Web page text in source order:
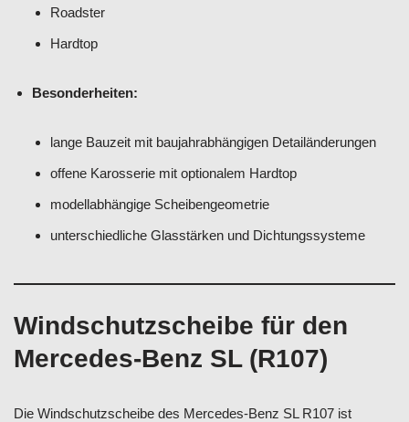
Roadster
Hardtop
Besonderheiten:
lange Bauzeit mit baujahrabhängigen Detailänderungen
offene Karosserie mit optionalem Hardtop
modellabhängige Scheibengeometrie
unterschiedliche Glasstärken und Dichtungssysteme
Windschutzscheibe für den
Mercedes-Benz SL (R107)
Die Windschutzscheibe des Mercedes-Benz SL R107 ist